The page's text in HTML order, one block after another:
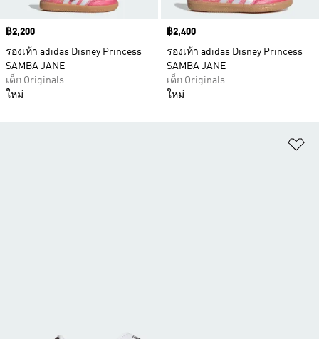
Price
฿2,200
รองเท้า adidas Disney Princess
SAMBA JANE
เด็ก Originals
ใหม่
Price
฿2,400
รองเท้า adidas Disney Princess
SAMBA JANE
เด็ก Originals
ใหม่